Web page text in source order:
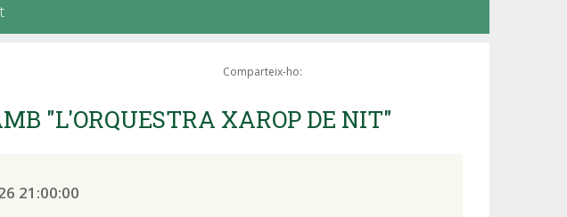
Comparteix-ho:
"L'ORQUESTRA XAROP DE NIT"
21:00:00